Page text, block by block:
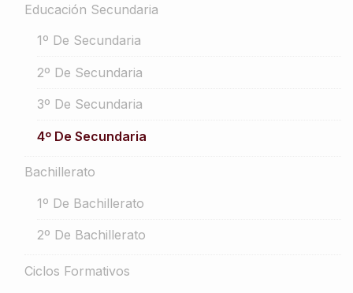
Educación Secundaria
1º De Secundaria
2º De Secundaria
3º De Secundaria
4º De Secundaria
Bachillerato
1º De Bachillerato
2º De Bachillerato
Ciclos Formativos